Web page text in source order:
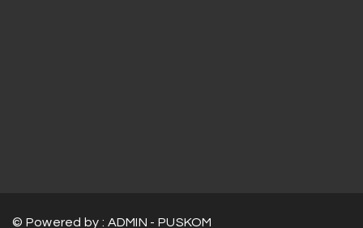
© Powered by : ADMIN - PUSKOM